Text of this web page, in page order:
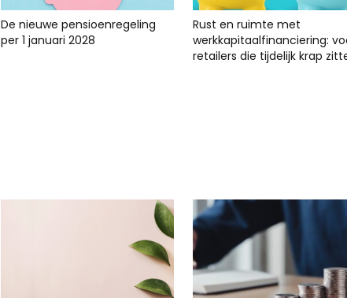
De nieuwe pensioenregeling
per 1 januari 2028
Rust en ruimte met
werkkapitaalfinanciering:
retailers die tijdelijk krap